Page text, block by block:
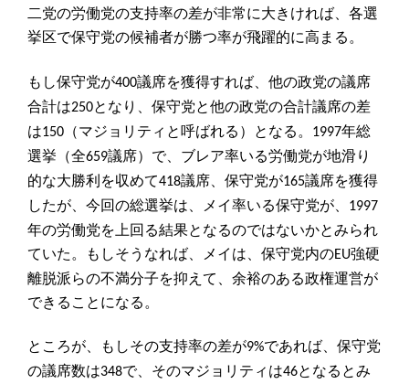
二党の労働党の支持率の差が非常に大きければ、各選
挙区で保守党の候補者が勝つ率が飛躍的に高まる。
もし保守党が400議席を獲得すれば、他の政党の議席
合計は250となり、保守党と他の政党の合計議席の差
は150 （マジョリティと呼ばれる）となる。 1997年総
選挙（全659議席）で、ブレア率いる労働党が地滑り
的な大勝利を収めて418議席、保守党が165議席を獲得
したが、今回の総選挙は、メイ率いる保守党が、
1997
年の労働党を上回る結果となるのではないかとみられ
ていた。もしそうなれば、メイは、保守党内のEU強硬
離脱派らの不満分子を抑えて、余裕のある政権運営が
できることになる。
ところが、もしその支持率の差が9%であれば、保守党
の議席数は348で、そのマジョリティは46となるとみ